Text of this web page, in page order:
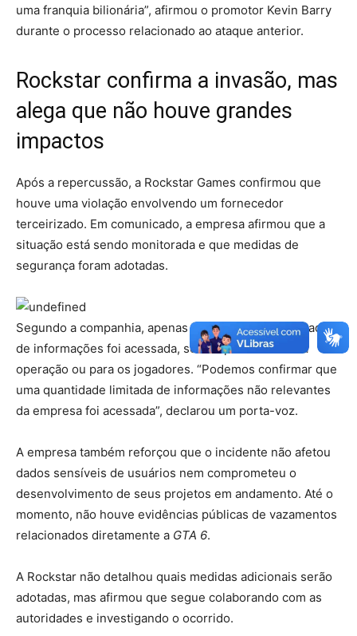
uma franquia bilionária”, afirmou o promotor Kevin Barry
durante o processo relacionado ao ataque anterior.
Rockstar confirma a invasão, mas
alega que não houve grandes
impactos
Após a repercussão, a Rockstar Games confirmou que
houve uma violação envolvendo um fornecedor
terceirizado. Em comunicado, a empresa afirmou que a
situação está sendo monitorada e que medidas de
segurança foram adotadas.
Segundo a companhia, apenas uma quantidade limitada
de informações foi acessada, sem impacto direto na
operação ou para os jogadores. “Podemos confirmar que
uma quantidade limitada de informações não relevantes
da empresa foi acessada”, declarou um porta-voz.
A empresa também reforçou que o incidente não afetou
dados sensíveis de usuários nem comprometeu o
desenvolvimento de seus projetos em andamento. Até o
momento, não houve evidências públicas de vazamentos
relacionados diretamente a GTA 6.
A Rockstar não detalhou quais medidas adicionais serão
adotadas, mas afirmou que segue colaborando com as
autoridades e investigando o ocorrido.